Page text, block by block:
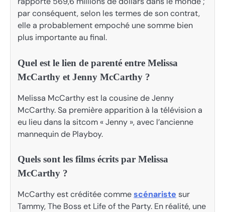
par conséquent, selon les termes de son contrat,
elle a probablement empoché une somme bien
plus importante au final.
Quel est le lien de parenté entre Melissa
McCarthy et Jenny McCarthy ?
Melissa McCarthy est la cousine de Jenny
McCarthy. Sa première apparition à la télévision a
eu lieu dans la sitcom « Jenny », avec l’ancienne
mannequin de Playboy.
Quels sont les films écrits par Melissa
McCarthy ?
McCarthy est créditée commescénariste sur
Tammy, The Boss et Life of the Party. En réalité, une